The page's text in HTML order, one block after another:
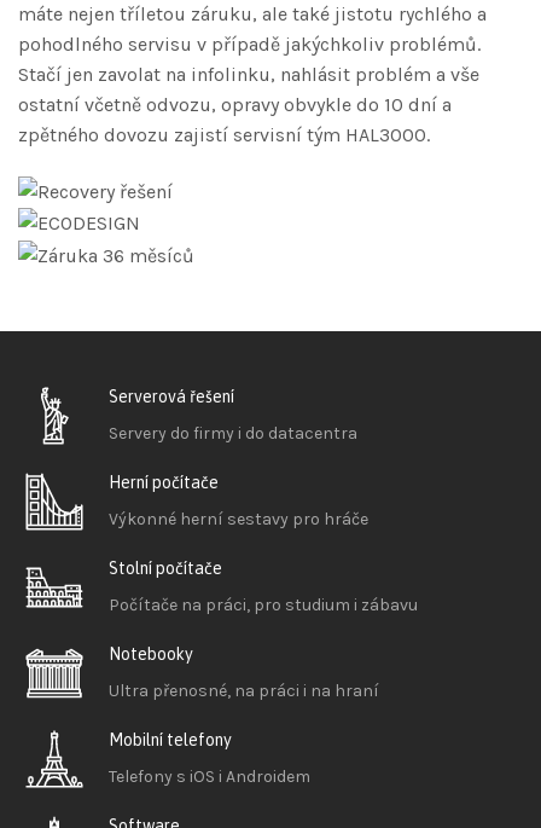
máte nejen tříletou záruku, ale také jistotu rychlého a
pohodlného servisu v případě jakýchkoliv problémů.
Stačí jen zavolat na infolinku, nahlásit problém a vše
ostatní včetně odvozu, opravy obvykle do 10 dní a
zpětného dovozu zajistí servisní tým HAL3000.
Serverová řešení
Servery do firmy i do datacentra
Herní počítače
Výkonné herní sestavy pro hráče
Stolní počítače
Počítače na práci, pro studium i zábavu
Notebooky
Ultra přenosné, na práci i na hraní
Mobilní telefony
Telefony s iOS i Androidem